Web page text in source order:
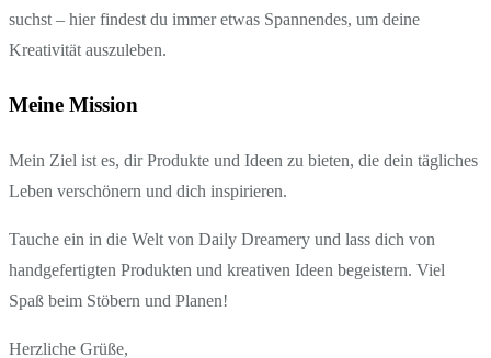
suchst – hier findest du immer etwas Spannendes, um deine
Kreativität auszuleben.
Meine Mission
Mein Ziel ist es, dir Produkte und Ideen zu bieten, die dein tägliches
Leben verschönern und dich inspirieren.
Tauche ein in die Welt von Daily Dreamery und lass dich von
handgefertigten Produkten und kreativen Ideen begeistern. Viel
Spaß beim Stöbern und Planen!
Herzliche Grüße,